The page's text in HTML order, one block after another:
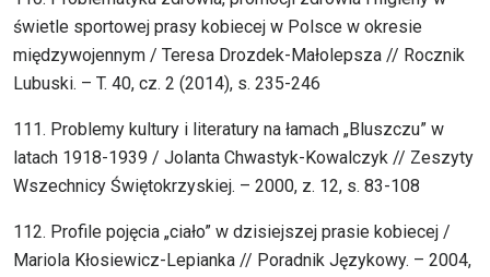
świetle sportowej prasy kobiecej w Polsce w okresie
międzywojennym / Teresa Drozdek-Małolepsza // Rocznik
Lubuski. – T. 40, cz. 2 (2014), s. 235-246
111. Problemy kultury i literatury na łamach „Bluszczu” w
latach 1918-1939 / Jolanta Chwastyk-Kowalczyk // Zeszyty
Wszechnicy Świętokrzyskiej. – 2000, z. 12, s. 83-108
112. Profile pojęcia „ciało” w dzisiejszej prasie kobiecej /
Mariola Kłosiewicz-Lepianka // Poradnik Językowy. – 2004,